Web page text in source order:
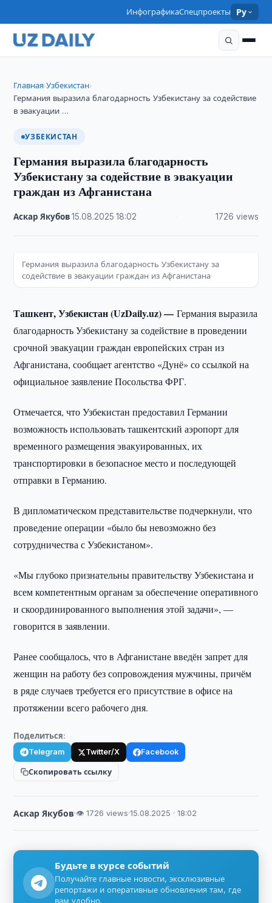
ИнфографикаСпецпроекты Ру
Главная›Узбекистан›
Германия выразила благодарность Узбекистану за содействие
в эвакуации …
УЗБЕКИСТАН
Германия выразила благодарность
Узбекистану за содействие в эвакуации
граждан из Афганистана
Аскар Якубов·15.08.2025 ·18:02 1726 views
Германия выразила благодарность Узбекистану за
содействие в эвакуации граждан из Афганистана
Ташкент, Узбекистан (UzDaily.uz) —Германия выразила
благодарность Узбекистану за содействие в проведении
срочной эвакуации граждан европейских стран из
Афганистана, сообщает агентство «Дунё» со ссылкой на
официальное заявление Посольства ФРГ.
Отмечается, что Узбекистан предоставил Германии
возможность использовать ташкентский аэропорт для
временного размещения эвакуированных, их
транспортировки в безопасное место и последующей
отправки в Германию.
В дипломатическом представительстве подчеркнули, что
проведение операции «было бы невозможно без
сотрудничества с Узбекистаном».
«Мы глубоко признательны правительству Узбекистана и
всем компетентным органам за обеспечение оперативного
и скоординированного выполнения этой задачи», —
говорится в заявлении.
Ранее сообщалось, что в Афганистане введён запрет для
женщин на работу без сопровождения мужчины, причём
в ряде случаев требуется его присутствие в офисе на
протяжении всего рабочего дня.
Поделиться:
Telegram Twitter/X Facebook
Скопировать ссылку
Аскар Якубов·👁 1726 views·15.08.2025 · 18:02
Будьте в курсе событий
Получайте главные новости, эксклюзивные
репортажи и оперативные обновления там, где
вам удобно.